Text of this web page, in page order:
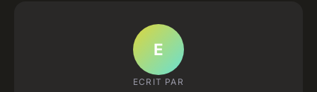
E
ECRIT PAR